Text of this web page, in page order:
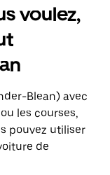
voulez,
Blean) avec
les courses,
pouvez utiliser
de